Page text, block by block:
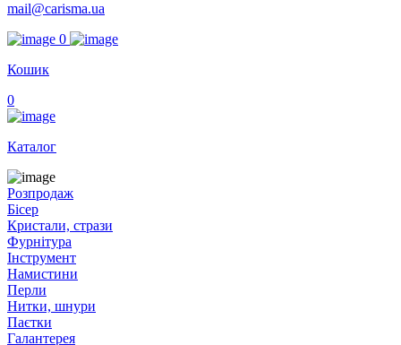
mail@carisma.ua
0
Кошик
0
Каталог
Розпродаж
Бісер
Кристали, стрази
Фурнітура
Інструмент
Намистини
Перли
Нитки, шнури
Паєтки
Галантерея